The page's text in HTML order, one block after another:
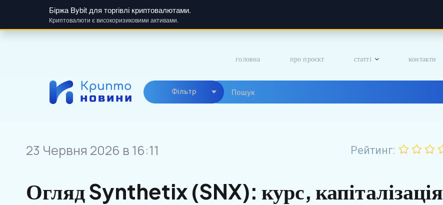
Біржа Bybit для торгівлі криптовалютами.
Криптовалюти є високоризиковими активами.
головна про проєкт статті контакти
Фiльтр
23 Червня 2026 в 16:11 Рейтинг:
Огляд Synthetix (SNX): курс, капіталізація